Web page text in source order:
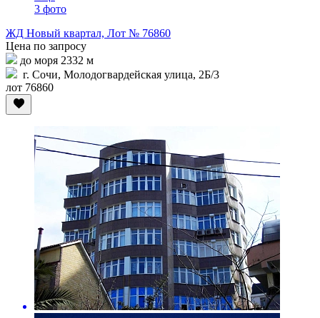
3 фото
ЖД Новый квартал, Лот № 76860
Цена по запросу
до моря 2332 м
г. Сочи, Молодогвардейская улица, 2Б/3
лот 76860